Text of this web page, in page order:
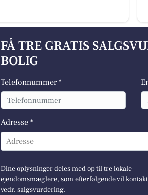
FÅ TRE GRATIS
BOLIG
Telefonnummer *
Adresse *
Adresse
Dine oplysninger deles med op til tre lokale
ejendomsmæglere, som efterfølgende vil
vedr. salgsvurdering.